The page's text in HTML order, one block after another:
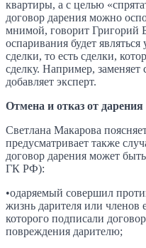
квартиры, а с целью
договор дарения можно
мнимой, говорит Григорий
оспаривания будет
сделки, то есть сделки,
сделку. Например,
добавляет эксперт.
Отмена и отказ от дарения
Светлана Макарова
предусматривает также
договор дарения может
ГК РФ):
•одаряемый совершил
жизнь дарителя или членов
которого подписали
повреждения дарителю;